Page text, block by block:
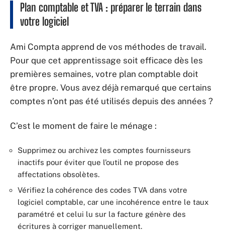
Plan comptable et TVA : préparer le terrain dans
votre logiciel
Ami Compta apprend de vos méthodes de travail.
Pour que cet apprentissage soit efficace dès les
premières semaines, votre plan comptable doit
être propre. Vous avez déjà remarqué que certains
comptes n’ont pas été utilisés depuis des années ?
C’est le moment de faire le ménage :
Supprimez ou archivez les comptes fournisseurs
inactifs pour éviter que l’outil ne propose des
affectations obsolètes.
Vérifiez la cohérence des codes TVA dans votre
logiciel comptable, car une incohérence entre le taux
paramétré et celui lu sur la facture génère des
écritures à corriger manuellement.